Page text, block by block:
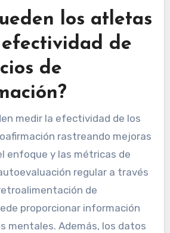
los atletas
de
de
medir la efectividad de los
rastreando mejoras
enfoque y las métricas de
regular a través
de
proporcionar información
mentales. Además, los datos